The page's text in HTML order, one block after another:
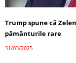
Trump spune că
pământurile rare
31/03/2025